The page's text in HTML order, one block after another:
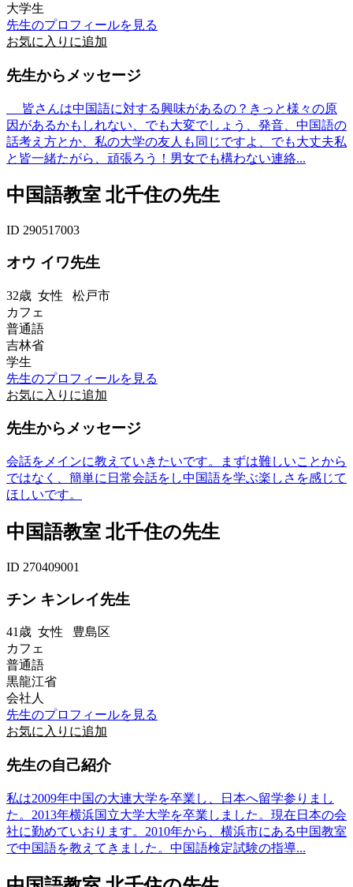
大学生
先生のプロフィールを見る
お気に入りに追加
先生からメッセージ
皆さんは中国語に対する興味があるの？きっと様々の原
因があるかもしれない、でも大変でしょう、発音、中国語の
話考え方とか、私の大学の友人も同じですよ、でも大丈夫私
と皆一緒たがら、頑張ろう！男女でも構わない連絡...
中国語教室 北千住の先生
ID 290517003
オウ イワ先生
32歳 女性 松戸市
カフェ
普通語
吉林省
学生
先生のプロフィールを見る
お気に入りに追加
先生からメッセージ
会話をメインに教えていきたいです。まずは難しいことから
ではなく、簡単に日常会話をし中国語を学ぶ楽しさを感じて
ほしいです。
中国語教室 北千住の先生
ID 270409001
チン キンレイ先生
41歳 女性 豊島区
カフェ
普通語
黒龍江省
会社人
先生のプロフィールを見る
お気に入りに追加
先生の自己紹介
私は2009年中国の大連大学を卒業し、日本へ留学参りまし
た。2013年横浜国立大学大学を卒業しました。現在日本の会
社に勤めていおります。2010年から、横浜市にある中国教室
で中国語を教えてきました。中国語検定試験の指導...